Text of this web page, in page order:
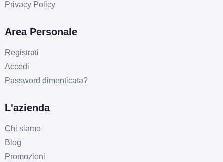
Privacy Policy
Area Personale
Registrati
Accedi
Password dimenticata?
L'azienda
Chi siamo
Blog
Promozioni